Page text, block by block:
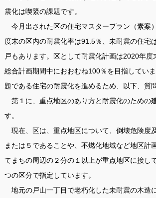
震化は喫緊の課題です。
今月出された区の住宅マスタープラン（素案
度末の区内の耐震化率は91.5％、未耐震の住宅
戸もあります。区として耐震化計画は2020年度
総合計画期間中におおむね100％を目指してい
題である住宅の耐震化を進めるため、以下、質
第１に、重点地区のあり方と耐震化のための
す。
現在、区は、重点地区について、倒壊危険度
または５であることや、不燃化地域など地区計
てまちの周辺の２分の１以上が重点地区に接し
つの区分で指定しています。
地元の戸山一丁目で老朽化した未耐震の木造